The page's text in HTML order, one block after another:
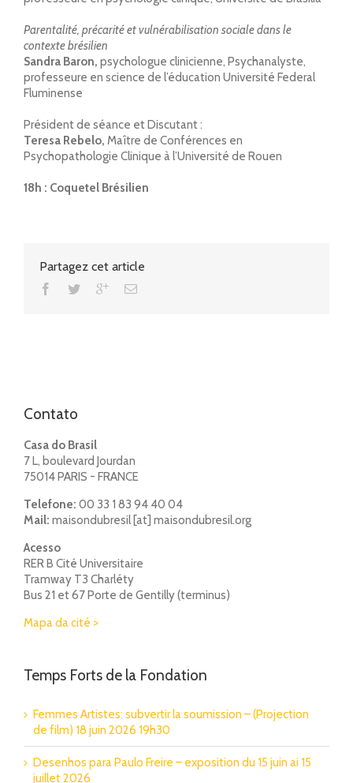
Parentalité, précarité et vulnérabilisation sociale dans le
contexte brésilien
Sandra Baron, psychologue clinicienne, Psychanalyste,
professeure en science de l’éducation Université Federal
Fluminense
Président de séance et Discutant :
Teresa Rebelo, Maître de Conférences en
Psychopathologie Clinique à l’Université de Rouen
18h : Coquetel Brésilien
Partagez cet article
Contato
Casa do Brasil
7 L, boulevard Jourdan
75014 PARIS - FRANCE
Telefone: 00 33 1 83 94 40 04
Mail: maisondubresil [at] maisondubresil.org
Acesso
RER B Cité Universitaire
Tramway T3 Charléty
Bus 21 et 67 Porte de Gentilly (terminus)
Mapa da cité >
Temps Forts de la Fondation
Femmes Artistes: subvertir la soumission – (Projection
de film) 18 juin 2026 19h30
Desenhos para Paulo Freire – exposition du 15 juin ai 15
juillet 2026